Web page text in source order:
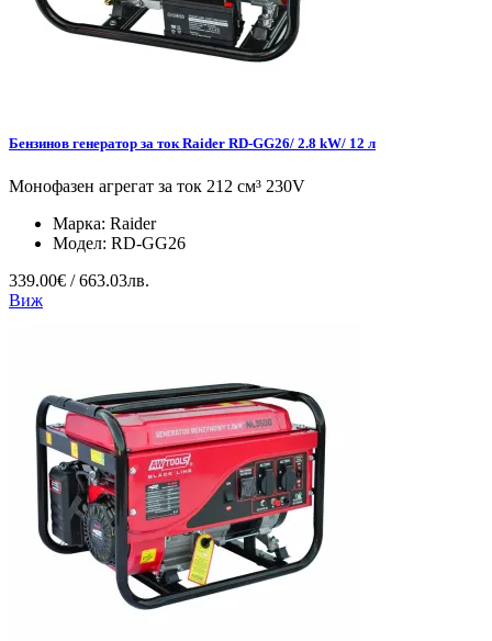
Бензинов генератор за ток Raider RD-GG26/ 2.8 kW/ 12 л
Монофазен агрегат за ток 212 см³ 230V
Марка: Raider
Модел: RD-GG26
339.00€ / 663.03лв.
Виж